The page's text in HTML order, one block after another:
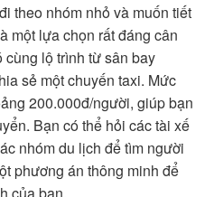
theo nhóm nhỏ và muốn tiết
một lựa chọn rất đáng cân
lộ trình từ sân bay
sẻ một chuyến taxi. Mức
200.000đ/người, giúp bạn
Bạn có thể hỏi các tài xế
nhóm du lịch để tìm người
phương án thông minh để
của bạn.